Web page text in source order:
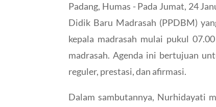
Padang, Humas - Pada Jumat, 24
Didik Baru Madrasah (PPDBM)
kepala madrasah mulai pukul
madrasah. Agenda ini bertujuan
reguler, prestasi, dan afirmasi.
Dalam sambutannya, Nurhidayati